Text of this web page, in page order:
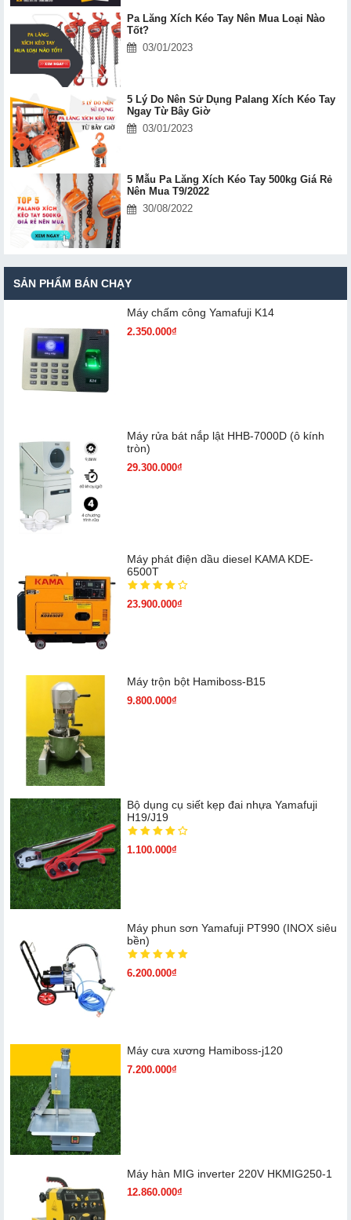
Pa Lăng Xích Kéo Tay Nên Mua Loại Nào
Tốt?
03/01/2023
5 Lý Do Nên Sử Dụng Palang Xích Kéo Tay
Ngay Từ Bây Giờ
03/01/2023
5 Mẫu Pa Lăng Xích Kéo Tay 500kg Giá Rẻ
Nên Mua T9/2022
30/08/2022
SẢN PHẨM BÁN CHẠY
Máy chấm cô​ng Yamafuji K14
2.350.000₫
Máy rửa bát nắp lật HHB-7000D (ô kính
tròn)
29.300.000₫
Máy phát điện dầu diesel KAMA KDE-
6500T
23.900.000₫
Máy trộn bột Hamiboss-B15
9.800.000₫
Bộ dụng cụ siết kẹp đai nhựa Yamafuji
H19/J19
1.100.000₫
Máy phun sơn Yamafuji PT990 (INOX siêu
bền)
6.200.000₫
Máy cưa xương Hamiboss-j120
7.200.000₫
Máy hàn MIG inverter 220V HKMIG250-1
12.860.000₫